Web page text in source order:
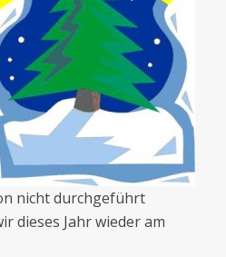
nicht durchgeführt
dieses Jahr wieder am